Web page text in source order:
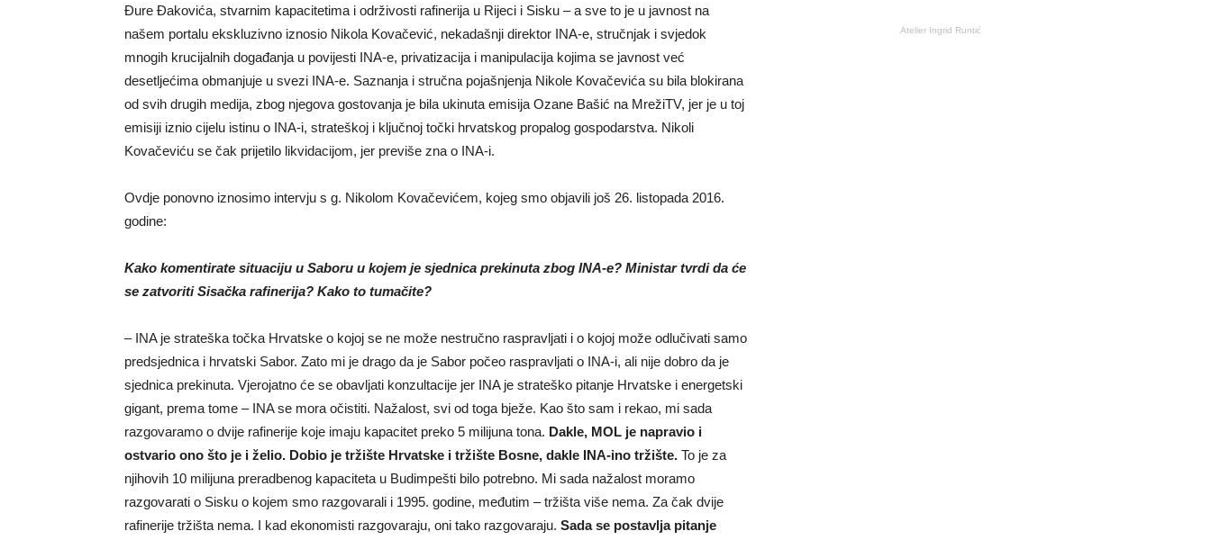
Đure Đakovića, stvarnim kapacitetima i održivosti rafinerija u Rijeci i Sisku – a sve to je u javnost na
našem portalu ekskluzivno iznosio Nikola Kovačević, nekadašnji direktor INA-e, stručnjak i svjedok
mnogih krucijalnih događanja u povijesti INA-e, privatizacija i manipulacija kojima se javnost već
desetljećima obmanjuje u svezi INA-e. Saznanja i stručna pojašnjenja Nikole Kovačevića su bila blokirana
od svih drugih medija, zbog njegova gostovanja je bila ukinuta emisija Ozane Bašić na MrežiTV, jer je u toj
emisiji iznio cijelu istinu o INA-i, strateškoj i ključnoj točki hrvatskog propalog gospodarstva. Nikoli
Kovačeviću se čak prijetilo likvidacijom, jer previše zna o INA-i.
Ovdje ponovno iznosimo intervju s g. Nikolom Kovačevićem, kojeg smo objavili još 26. listopada 2016.
godine:
Kako komentirate situaciju u Saboru u kojem je sjednica prekinuta zbog INA-e? Ministar tvrdi da će
se zatvoriti Sisačka rafinerija? Kako to tumačite?
– INA je strateška točka Hrvatske o kojoj se ne može nestručno raspravljati i o kojoj može odlučivati samo
predsjednica i hrvatski Sabor. Zato mi je drago da je Sabor počeo raspravljati o INA-i, ali nije dobro da je
sjednica prekinuta. Vjerojatno će se obavljati konzultacije jer INA je strateško pitanje Hrvatske i energetski
gigant, prema tome – INA se mora očistiti. Nažalost, svi od toga bježe. Kao što sam i rekao, mi sada
razgovaramo o dvije rafinerije koje imaju kapacitet preko 5 milijuna tona. Dakle, MOL je napravio i
ostvario ono što je i želio. Dobio je tržište Hrvatske i tržište Bosne, dakle INA-ino tržište. To je za
njihovih 10 milijuna preradbenog kapaciteta u Budimpešti bilo potrebno. Mi sada nažalost moramo
razgovarati o Sisku o kojem smo razgovarali i 1995. godine, međutim – tržišta više nema. Za čak dvije
rafinerije tržišta nema. I kad ekonomisti razgovaraju, oni tako razgovaraju. Sada se postavlja pitanje
Atelier Ingrid Runtić